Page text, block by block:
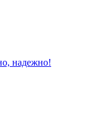
надежно!